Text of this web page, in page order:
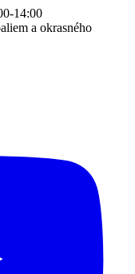
14:00
a okrasného